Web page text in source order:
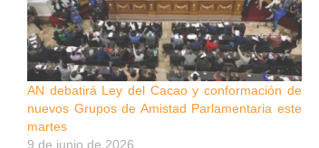
AN debatirá Ley del Cacao y conformación de
nuevos Grupos de Amistad Parlamentaria este
martes
9 de junio de 2026